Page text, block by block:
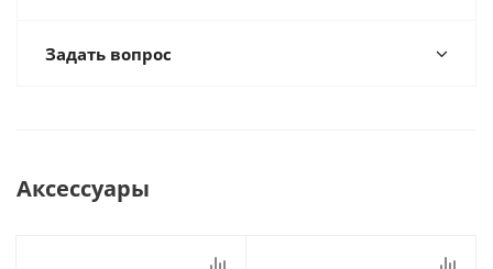
Задать вопрос
Аксессуары